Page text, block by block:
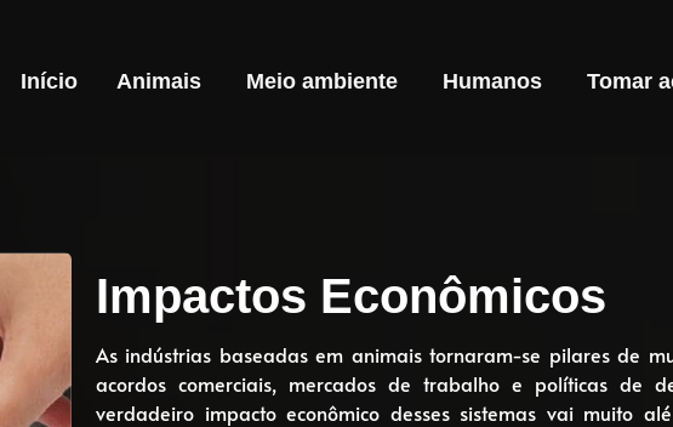
Início Animais Meio ambiente Humanos Tomar
Impactos Econômicos
As indústrias baseadas em animais tornaram-se pilares de
acordos comerciais, mercados de trabalho e políticas de
verdadeiro impacto econômico desses sistemas vai muito